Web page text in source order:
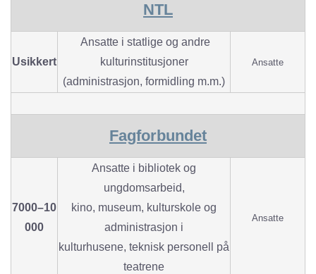
NTL
Usikkert
Ansatte i statlige og andre
kulturinstitusjoner
(administrasjon, formidling m.m.)
Ansatte
Fagforbundet
7000–10
000
Ansatte i bibliotek og
ungdomsarbeid,
kino, museum, kulturskole og
administrasjon i
kulturhusene, teknisk personell på
teatrene
Ansatte